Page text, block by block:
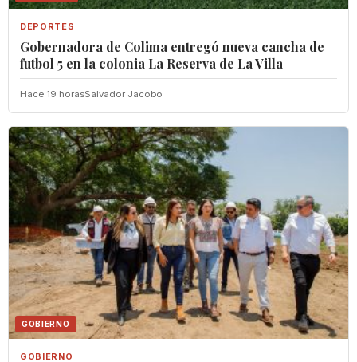
DEPORTES
Gobernadora de Colima entregó nueva cancha de
futbol 5 en la colonia La Reserva de La Villa
Hace 19 horasSalvador Jacobo
GOBIERNO
GOBIERNO